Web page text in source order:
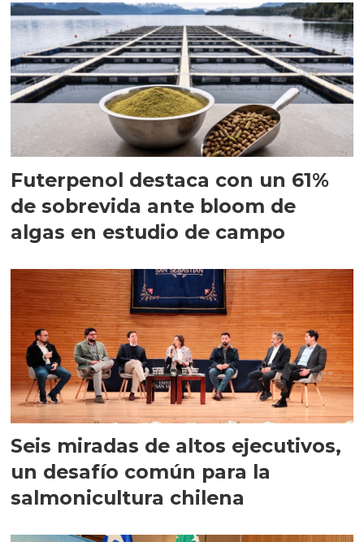
Futerpenol destaca con un 61%
de sobrevida ante bloom de
algas en estudio de campo
Seis miradas de altos ejecutivos,
un desafío común para la
salmonicultura chilena